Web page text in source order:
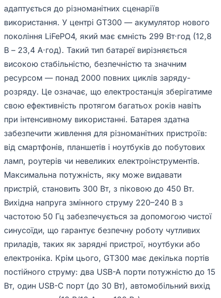
адаптується до різноманітних сценаріїв
використання. У центрі GT300 — акумулятор нового
покоління LiFePO4, який має ємність 299 Вт·год (12,8
В – 23,4 А·год). Такий тип батареї вирізняється
високою стабільністю, безпечністю та значним
ресурсом — понад 2000 повних циклів заряду-
розряду. Це означає, що електростанція зберігатиме
свою ефективність протягом багатьох років навіть
при інтенсивному використанні. Батарея здатна
забезпечити живлення для різноманітних пристроїв:
від смартфонів, планшетів і ноутбуків до побутових
ламп, роутерів чи невеликих електроінструментів.
Максимальна потужність, яку може видавати
пристрій, становить 300 Вт, з піковою до 450 Вт.
Вихідна напруга змінного струму 220–240 В з
частотою 50 Гц забезпечується за допомогою чистої
синусоїди, що гарантує безпечну роботу чутливих
приладів, таких як зарядні пристрої, ноутбуки або
електроніка. Крім цього, GT300 має декілька портів
постійного струму: два USB-A порти потужністю до 15
Вт, один USB-C порт (до 30 Вт), автомобільний вихід